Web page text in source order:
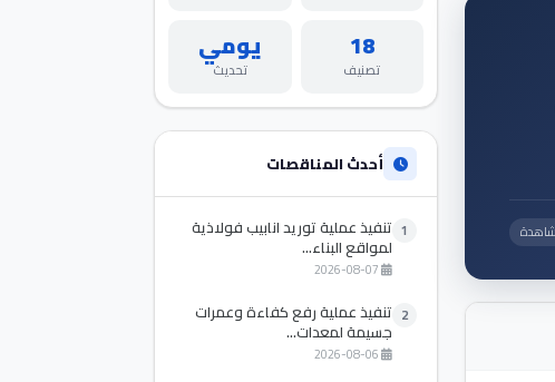
18
تصنيف
يومي
تحديث
أحدث المناقصات
1 تنفيذ عملية توريد انابيب فولاذية
لمواقع البناء...
2 تنفيذ عملية رفع كفاءة وعمرات
جسيمة لمعدات...